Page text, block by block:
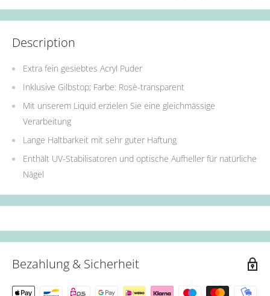
Description
Extra fein gesiebtes Acryl Puder
Inklusive Gilbstop; Farbe: Rosè-transparent
Mit unserem Liquid erzielen Sie eine gleichmässige
Verarbeitung
Lange Haltbarkeit mit sehr guter Haftung
Enthält UV-Stabilisatoren und optische Aufheller für natürliche
Nägel
Bezahlung & Sicherheit